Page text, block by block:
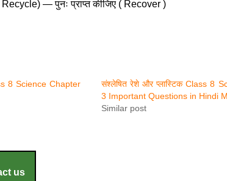
— पुनः प्राप्त कीजिए ( Recover )
8 Science Chapter
संश्लेषित रेशे और प्लास्टिक Class 8
3 Important Questions in Hindi
Similar post
us